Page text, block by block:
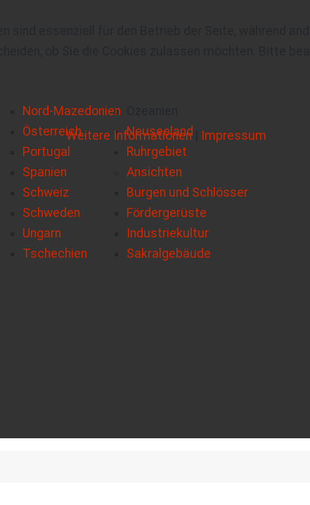
Nord-Mazedonien
Österreich
Portugal
Spanien
Schweiz
Schweden
Ungarn
Tschechien
Neuseeland
Ruhrgebiet
Ansichten
Burgen und Schlösser
Fördergerüste
Industriekultur
Sakralgebäude
sind essenziell für den Betrieb der Seite, während
ob Sie die Cookies zulassen möchten. Bitte
Weitere Informationen| Impressum